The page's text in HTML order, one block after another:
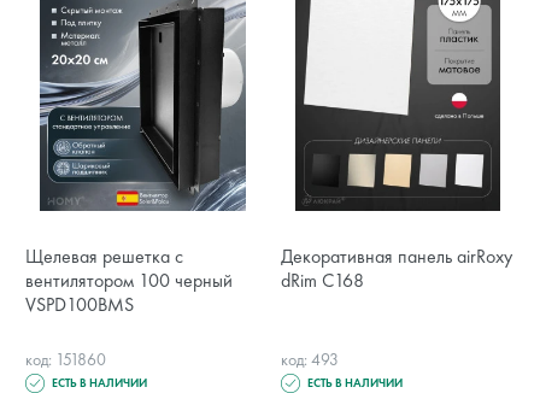
Щелевая решетка с
вентилятором 100 черный
VSPD100BMS
код: 151860
ЕСТЬ В НАЛИЧИИ
Декоративная панель airRoxy
dRim C168
код: 493
ЕСТЬ В НАЛИЧИИ